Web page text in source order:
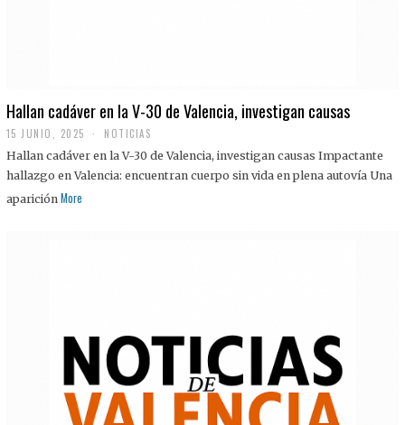
Hallan cadáver en la V-30 de Valencia, investigan causas
15 JUNIO, 2025 NOTICIAS
Hallan cadáver en la V-30 de Valencia, investigan causas Impactante
hallazgo en Valencia: encuentran cuerpo sin vida en plena autovía Una
aparición More